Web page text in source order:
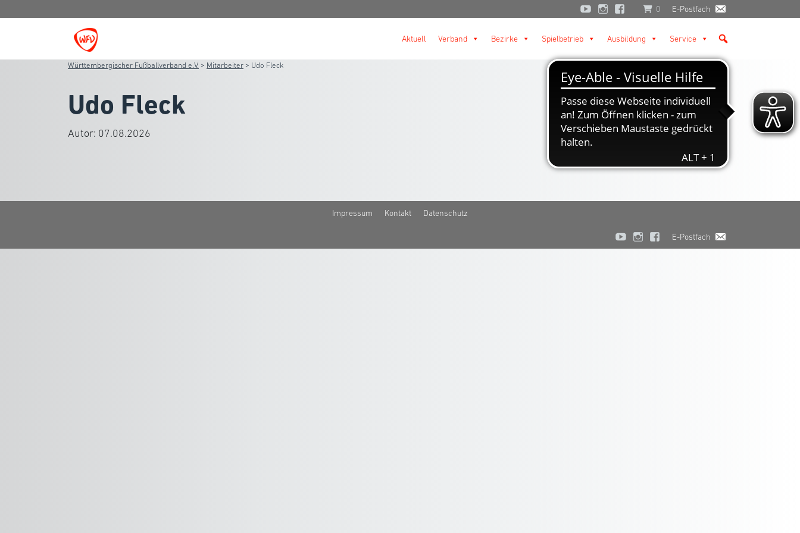
0 E-Postfach
Aktuell Verband Bezirke Spielbetrieb Ausbildung Service
Württembergischer Fußballverband e.V. > Mitarbeiter > Udo Fleck
Udo Fleck
Autor: 07.08.2026
Impressum Kontakt Datenschutz
E-Postfach